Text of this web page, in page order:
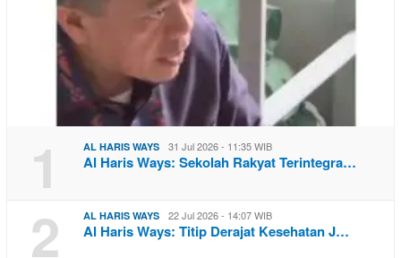
1 AL HARIS WAYS 31 Jul 2026 - 11:35 WIB
Al Haris Ways: Sekolah Rakyat Terintegra…
2 AL HARIS WAYS 22 Jul 2026 - 14:07 WIB
Al Haris Ways: Titip Derajat Kesehatan J…